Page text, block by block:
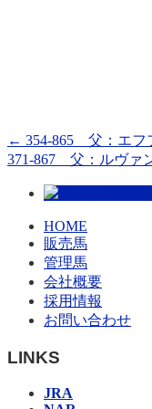
← 354-865 父：エフ
371-867 父：ルヴァ
HOME
販売馬
管理馬
会社概要
採用情報
お問い合わせ
LINKS
JRA